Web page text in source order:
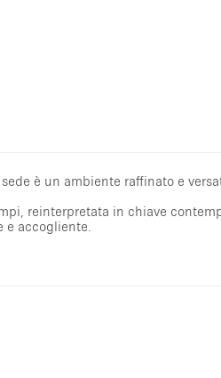
è un ambiente raffinato e
reinterpretata in chiave
accogliente.